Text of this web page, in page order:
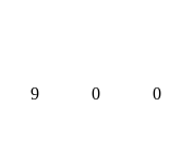
9 0 0